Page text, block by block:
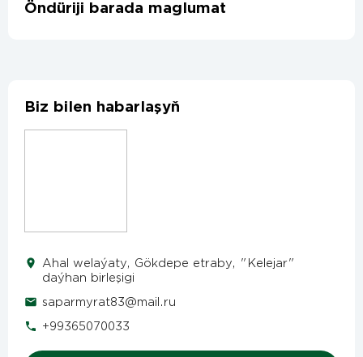
Öndüriji barada maglumat
Biz bilen habarlaşyň
Ahal welaýaty, Gökdepe etraby, "Kelejar"
daýhan birleşigi
saparmyrat83@mail.ru
+99365070033